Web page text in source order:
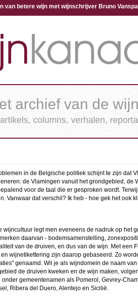
van betere wijn met wijnschrijver Bruno
archief van de
columns, verhalen,
in de Belgische politiek schijnt te zijn dat
de Vlamingen vanuit het grondgebied, de
voor de taal die er gesproken wordt.
Vanwaar dat verschil? Ik heb - hoe gek het ook
wijncultuur legt men eveneens de nadruk op het
daarvan - bodemsamenstelling,
van de druiven, en dus van de wijn. Met een
wijnetikettering zijn daarop gebaseerd. Zo
genaamd. Wil je als wijndomein de naam
de druiven kweken en de wijn maken,
gemeentenamen als Pomerol, Gevrey-
Ribera del Duero, Alentejo en Sicilië.